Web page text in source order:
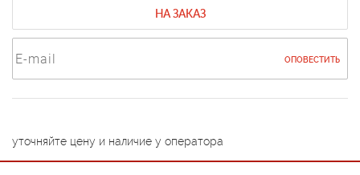
НА ЗАКАЗ
ОПОВЕСТИТЬ
уточняйте цену и наличие у оператора